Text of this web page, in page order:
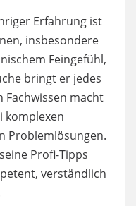
Erfahrung ist
insbesondere
Feingefühl,
bringt er jedes
Fachwissen macht
komplexen
Problemlösungen.
Profi-Tipps
verständlich